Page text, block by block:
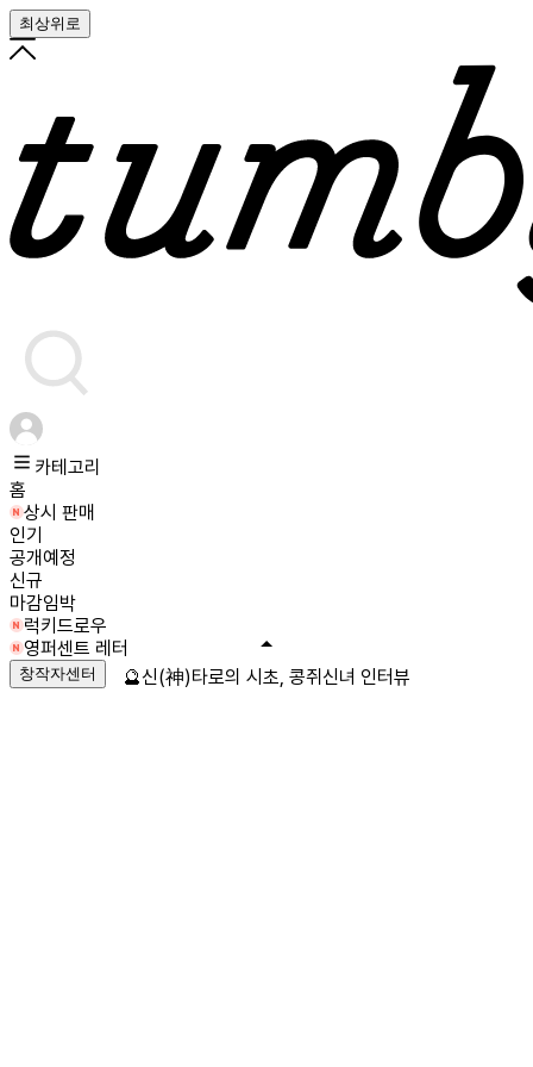
최상위로
카테고리
홈
상시 판매
인기
공개예정
신규
마감임박
럭키드로우
영퍼센트 레터
창작자센터 🔮신(神)타로의 시초, 콩쥐신녀 인터뷰